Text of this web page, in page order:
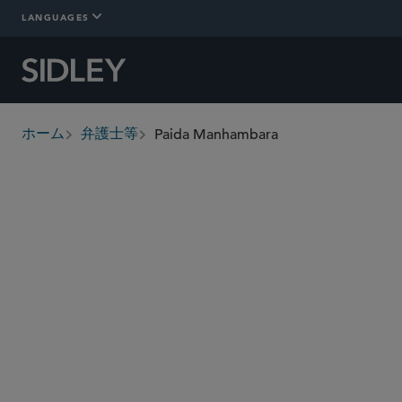
LANGUAGES
breadcrumbs
ホーム 弁護士等 Paida Manhambara